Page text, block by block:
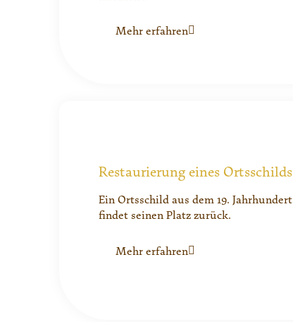
Mehr erfahren
Restaurierung eines Ortsschilds
Ein Ortsschild aus dem 19. Jahrhundert
findet seinen Platz zurück.
Mehr erfahren